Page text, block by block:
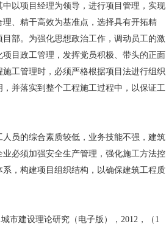
以项目经理为领导，进行项目管理，实现
、精干高效为基准点，选择具有开拓精
部。为强化思想政治工作，调动员工的激
目政工管理，发挥党员积极、带头的正面
工管理时，必须严格根据项目法进行组织
并落实到整个工程施工过程中，以保证工
员的综合素质较低，业务技能不强，建筑
必须加强安全生产管理，强化施工方法控
，构建项目组织结构，以确保建筑工程质
建设理论研究（电子版），2012，（1